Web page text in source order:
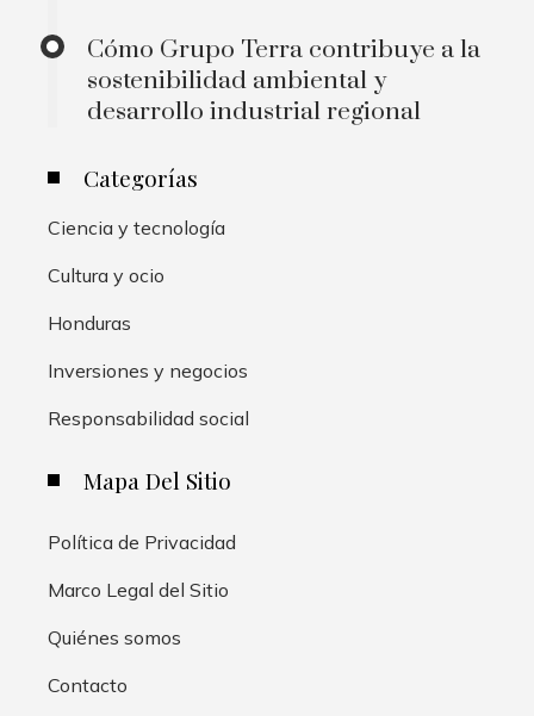
Cómo Grupo Terra contribuye a la
sostenibilidad ambiental y
desarrollo industrial regional
Categorías
Ciencia y tecnología
Cultura y ocio
Honduras
Inversiones y negocios
Responsabilidad social
Mapa Del Sitio
Política de Privacidad
Marco Legal del Sitio
Quiénes somos
Contacto